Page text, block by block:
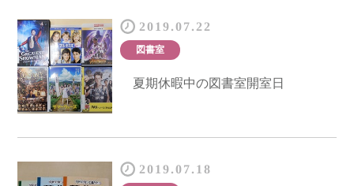
2019.07.22
図書室
夏期休暇中の図書室開室日
2019.07.18